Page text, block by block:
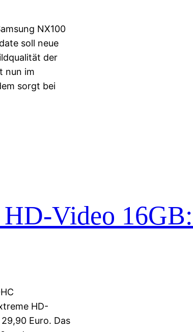
NX100
soll neue
der
nun im
sorgt bei
Video
HD-
Euro. Das